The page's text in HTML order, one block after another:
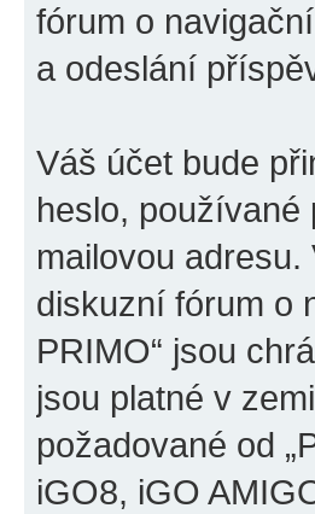
fórum o
a odeslání
Váš účet bude
heslo, používané
mailovou
diskuzní fórum o
PRIMO“ jsou
jsou platné v
požadované od
iGO8, iGO